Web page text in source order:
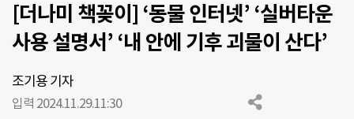
[더나미 책꽂이] ‘동물 인터넷’ ‘실버타운
사용 설명서’ ‘내 안에 기후 괴물이 산다’
조기용 기자
입력 2024.11.29.11:30